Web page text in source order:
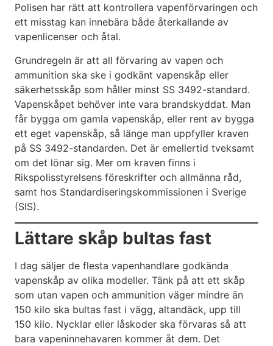
Polisen har rätt att kontrollera vapenförvaringen och
ett misstag kan innebära både återkallande av
vapenlicenser och åtal.
Grundregeln är att all förvaring av vapen och
ammunition ska ske i godkänt vapenskåp eller
säkerhetsskåp som håller minst SS 3492-standard.
Vapenskåpet behöver inte vara brandskyddat. Man
får bygga om gamla vapenskåp, eller rent av bygga
ett eget vapenskåp, så länge man uppfyller kraven
på SS 3492-standarden. Det är emellertid tveksamt
om det lönar sig. Mer om kraven finns i
Rikspolisstyrelsens föreskrifter och allmänna råd,
samt hos Standardiseringskommissionen i Sverige
(SIS).
Lättare skåp bultas fast
I dag säljer de flesta vapenhandlare godkända
vapenskåp av olika modeller. Tänk på att ett skåp
som utan vapen och ammunition väger mindre än
150 kilo ska bultas fast i vägg, altandäck, upp till
150 kilo. Nycklar eller låskoder ska förvaras så att
bara vapeninnehavaren kommer åt dem. Det